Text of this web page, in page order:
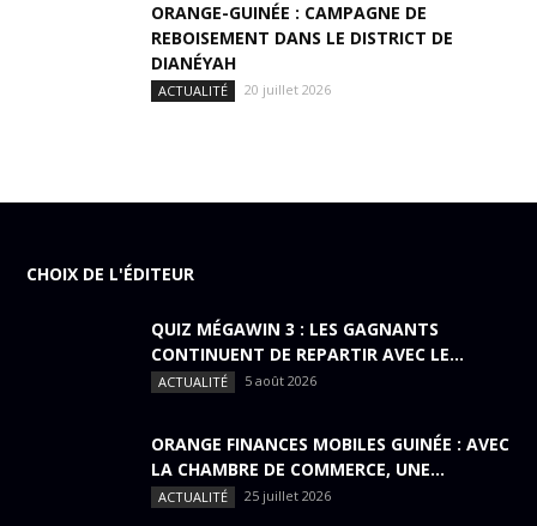
ORANGE-GUINÉE : CAMPAGNE DE
REBOISEMENT DANS LE DISTRICT DE
DIANÉYAH
ACTUALITÉ 20 juillet 2026
CHOIX DE L'ÉDITEUR
QUIZ MÉGAWIN 3 : LES GAGNANTS
CONTINUENT DE REPARTIR AVEC LE...
ACTUALITÉ 5 août 2026
ORANGE FINANCES MOBILES GUINÉE : AVEC
LA CHAMBRE DE COMMERCE, UNE...
ACTUALITÉ 25 juillet 2026